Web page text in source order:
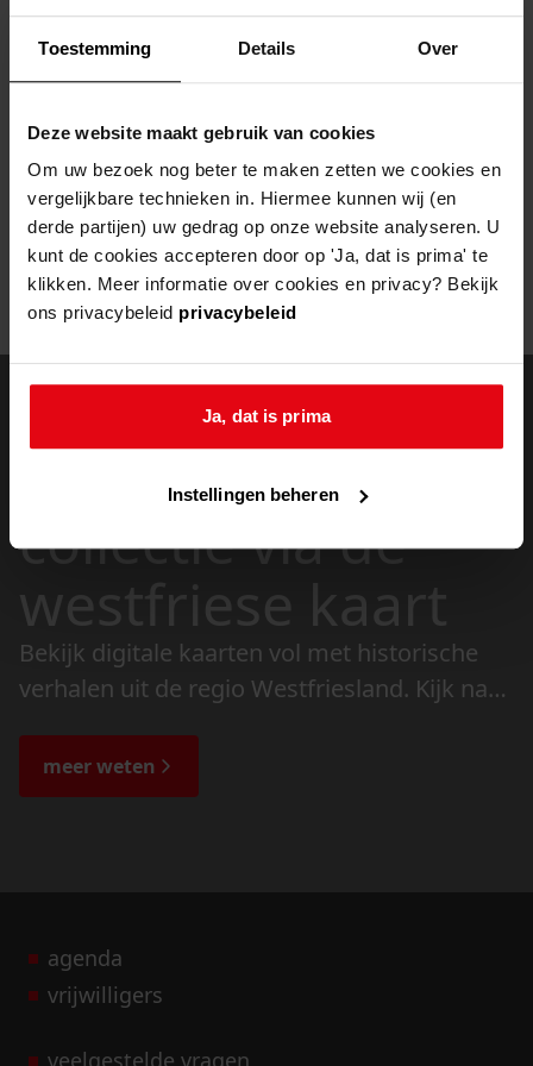
Toestemming Details Over
Deze website maakt gebruik van cookies
Om uw bezoek nog beter te maken zetten we cookies en
vergelijkbare technieken in. Hiermee kunnen wij (en
derde partijen) uw gedrag op onze website analyseren. U
kunt de cookies accepteren door op 'Ja, dat is prima' te
klikken. Meer informatie over cookies en privacy? Bekijk
ons privacybeleid privacybeleid
Ja, dat is prima
Instellingen beheren
Helaas, er is een fout opgetreden
Mogelijk kunt u deze pagina niet bezoeken door:
een verouderde bladwijzer/favoriet
een zoekmachine heeft eenverouderde lijst van de website
eenfout getyptadres
doorzoek de
collectie via de
westfriese kaart
Bekijk digitale kaarten vol met historische
verhalen uit de regio Westfriesland. Kijk naar
de bijzondere verhalen.
meer weten
agenda
vrijwilligers